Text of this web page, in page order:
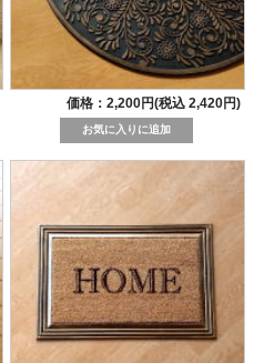
価格：2,200円(税込 2,420円)